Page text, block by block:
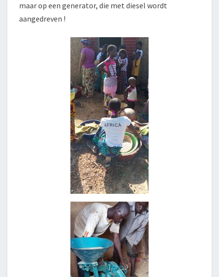
maar op een generator, die met diesel wordt
aangedreven !